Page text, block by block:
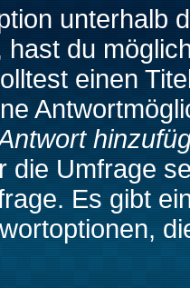
unterhalb
hast du
einen
die Umfrage
Es gibt